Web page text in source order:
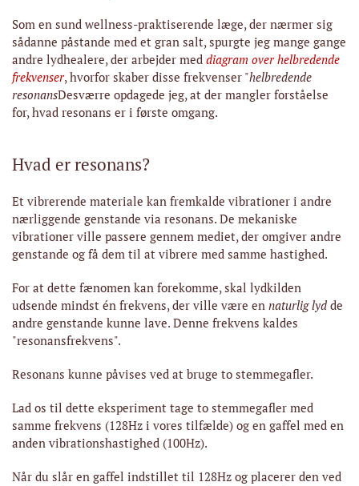
Som en sund wellness-praktiserende læge, der nærmer sig
sådanne påstande med et gran salt, spurgte jeg mange gange
andre lydhealere, der arbejder med diagram over helbredende
frekvenser, hvorfor skaber disse frekvenser "helbredende
resonansDesværre opdagede jeg, at der mangler forståelse
for, hvad resonans er i første omgang.
Hvad er resonans?
Et vibrerende materiale kan fremkalde vibrationer i andre
nærliggende genstande via resonans. De mekaniske
vibrationer ville passere gennem mediet, der omgiver andre
genstande og få dem til at vibrere med samme hastighed.
For at dette fænomen kan forekomme, skal lydkilden
udsende mindst én frekvens, der ville være en naturlig lyd de
andre genstande kunne lave. Denne frekvens kaldes
"resonansfrekvens".
Resonans kunne påvises ved at bruge to stemmegafler.
Lad os til dette eksperiment tage to stemmegafler med
samme frekvens (128Hz i vores tilfælde) og en gaffel med en
anden vibrationshastighed (100Hz).
Når du slår en gaffel indstillet til 128Hz og placerer den ved